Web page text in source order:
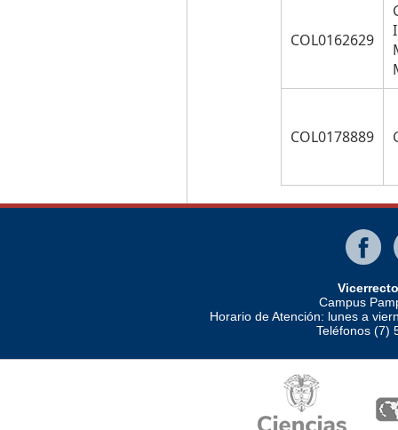
COL0162629
COL0178889
Campus
Horario de Atención: lunes a
Teléfonos (7)